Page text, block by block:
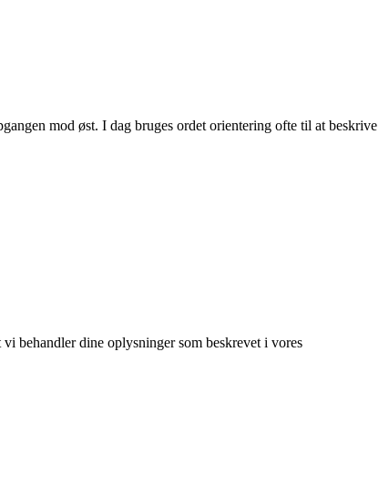
mod øst. I dag bruges ordet orientering ofte til at beskrive
behandler dine oplysninger som beskrevet i vores